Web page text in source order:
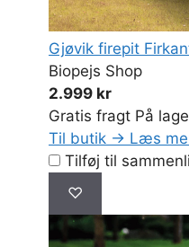
Gjøvik firepit
Biopejs Shop
2.999 kr
Gratis fragt På
Til butik → Læs
Tilføj til
♡